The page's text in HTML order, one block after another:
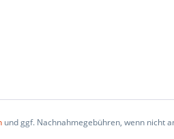
und ggf. Nachnahmegebühren, wenn nicht